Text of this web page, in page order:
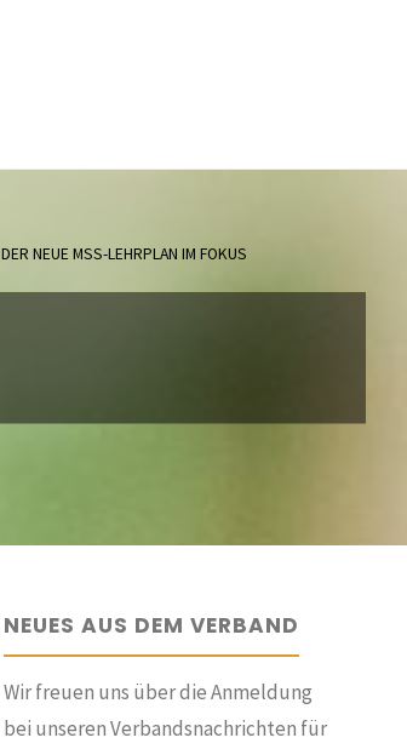
DER NEUE MSS-LEHRPLAN IM FOKUS
NEUES AUS DEM VERBAND
Wir freuen uns über die Anmeldung
bei unseren Verbandsnachrichten für